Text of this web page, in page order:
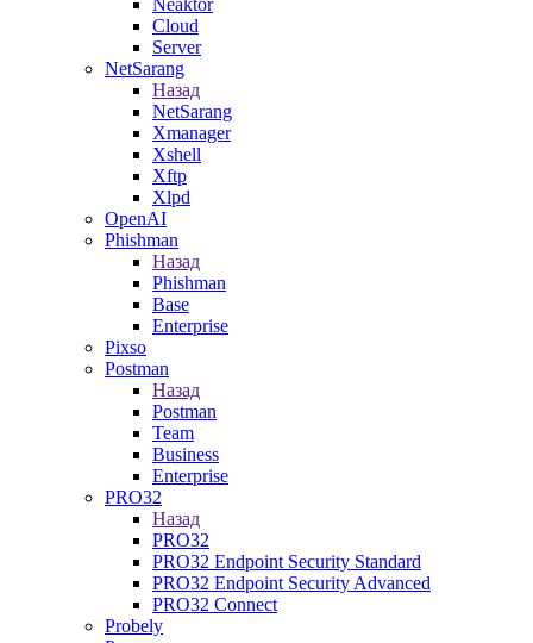
Neaktor
Cloud
Server
NetSarang
Назад
NetSarang
Xmanager
Xshell
Xftp
Xlpd
OpenAI
Phishman
Назад
Phishman
Base
Enterprise
Pixso
Postman
Назад
Postman
Team
Business
Enterprise
PRO32
Назад
PRO32
PRO32 Endpoint Security Standard
PRO32 Endpoint Security Advanced
PRO32 Connect
Probely